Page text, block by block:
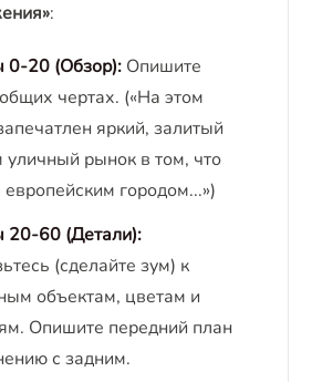
:
0-20 (Обзор): Опишите
чертах. («На этом
яркий, залитый
уличный рынок в том, что
городом...»)
20-60 (Детали):
(сделайте зум) к
объектам, цветам и
Опишите передний план
с задним.